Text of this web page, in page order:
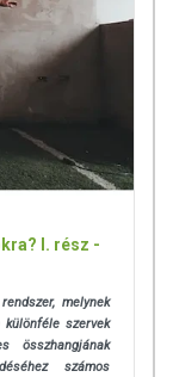
I. rész -
melynek
szervek
összhangjának
számos